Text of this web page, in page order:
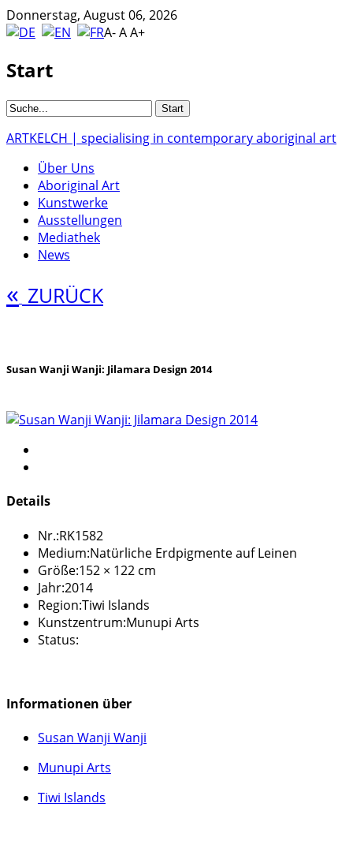
Donnerstag, August 06, 2026
A-AA+
Start
ARTKELCH | specialising in contemporary aboriginal art
Über Uns
Aboriginal Art
Kunstwerke
Ausstellungen
Mediathek
News
« ZURÜCK
Susan Wanji Wanji: Jilamara Design 2014
Details
Nr.:RK1582
Medium:Natürliche Erdpigmente auf Leinen
Größe:152 × 122 cm
Jahr:2014
Region:Tiwi Islands
Kunstzentrum:Munupi Arts
Status:
Informationen über
Susan Wanji Wanji
Munupi Arts
Tiwi Islands